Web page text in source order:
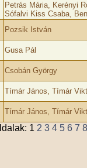
Petrás Mária, Kerényi
Sófalvi Kiss Csaba,
Pozsik István
Gusa Pál
Csobán György
Tímár János, Tímár
Tímár János, Tímár
1 2 3 4 5 6 7 8